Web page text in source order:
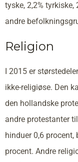
tyske, 2,2% tyrkiske,
andre
Religion
I 2015 er
ikke-religiøse. Den
den hollandske
andre protestanter
hinduer 0,6 procent,
procent. Andre